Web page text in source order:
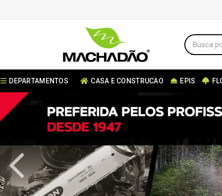
DEPARTAMENTOS CASA E CONSTRUCAO EPIS